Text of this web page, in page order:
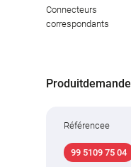
Connecteurs
correspondants
Produitdemande
Référencee
99 5109 75 04